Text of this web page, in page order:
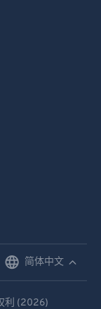
简体中文
利 (2026)